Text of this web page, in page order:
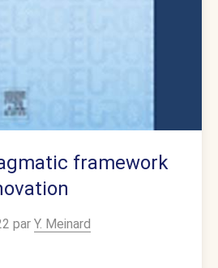
framework
par Y. Meinard